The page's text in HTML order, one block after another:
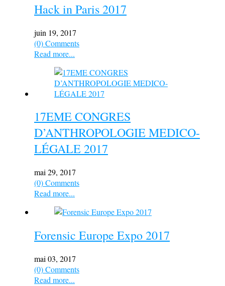
Hack in Paris 2017
juin 19, 2017
(0) Comments
Read more...
17EME CONGRES
D’ANTHROPOLOGIE MEDICO-
LÉGALE 2017
mai 29, 2017
(0) Comments
Read more...
Forensic Europe Expo 2017
mai 03, 2017
(0) Comments
Read more...